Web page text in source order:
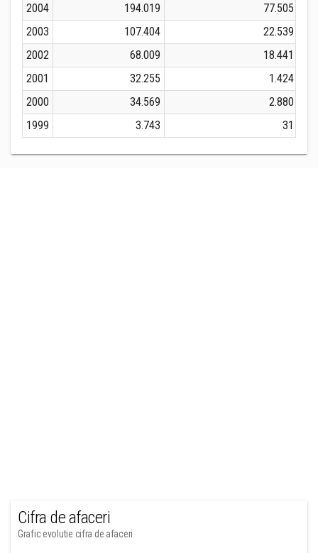
2004
194.019
77.505
2003
107.404
22.539
2002
68.009
18.441
2001
32.255
1.424
2000
34.569
2.880
1999
3.743 31
Cifra de afaceri
Grafic evolutie cifra de afaceri